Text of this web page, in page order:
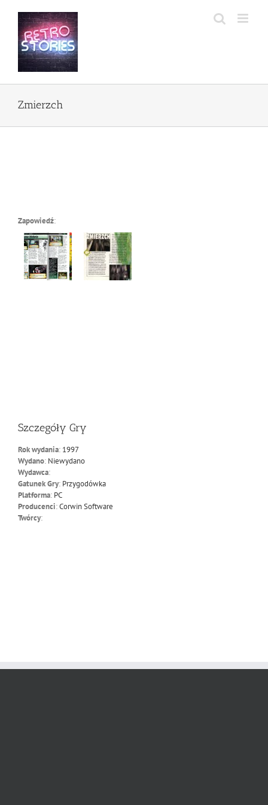
zawartości
Zmierzch
Zapowiedź:
Szczegóły Gry
Rok wydania: 1997
Wydano: Niewydano
Wydawca:
Gatunek Gry: Przygodówka
Platforma: PC
Producenci:Corwin Software
Twórcy: